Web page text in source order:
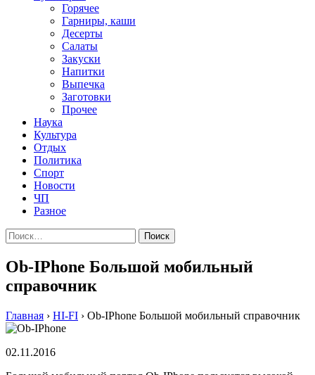
Горячее
Гарниры, каши
Десерты
Салаты
Закуски
Напитки
Выпечка
Заготовки
Прочее
Наука
Культура
Отдых
Политика
Спорт
Новости
ЧП
Разное
Найти:
Ob-IPhone Большой мобильный
справочник
Главная › HI-FI › Ob-IPhone Большой мобильный справочник
02.11.2016